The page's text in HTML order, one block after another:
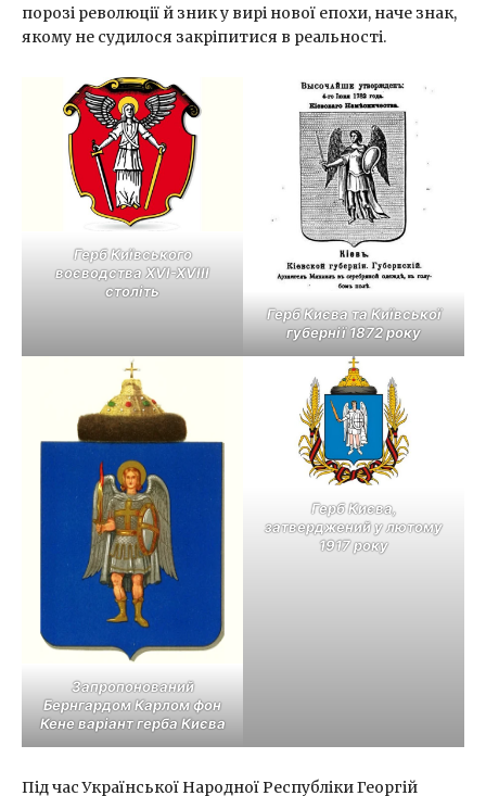
порозі революції й зник у вирі нової епохи, наче знак,
якому не судилося закріпитися в реальності.
Герб Київського
воєводства XVI-XVIII
століть
Герб Києва та Київської
губернії 1872 року
Запропонований
Бернгардом Карлом фон
Кене варіант герба Києва
Герб Києва,
затверджений у лютому
1917 року
Під час Української Народної Республіки Георгій